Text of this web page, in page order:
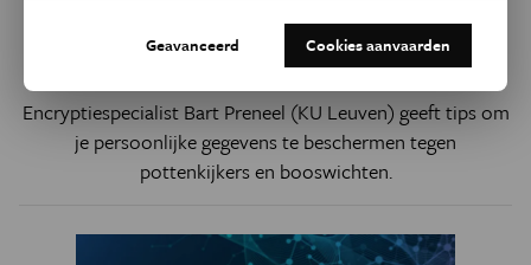
8 tips om je privacy te
bewaken
Encryptiespecialist Bart Preneel (KU Leuven) geeft tips om
je persoonlijke gegevens te beschermen tegen
pottenkijkers en booswichten.
Geavanceerd Cookies aanvaarden